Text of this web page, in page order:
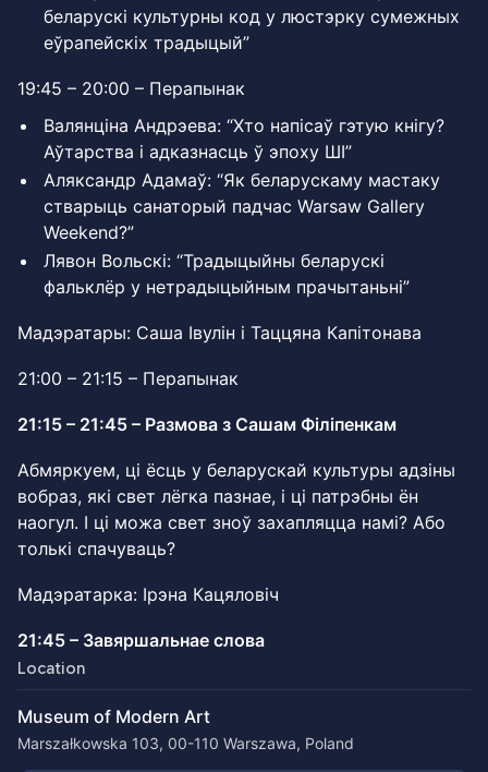
беларускі культурны код у люстэрку сумежных
еўрапейскіх традыцый”
19:45 – 20:00 – Перапынак
Валянціна Андрэева: “Хто напісаў гэтую кнігу?
Аўтарства і адказнасць ў эпоху ШІ”
Аляксандр Адамаў: “Як беларускаму мастаку
стварыць санаторый падчас Warsaw Gallery
Weekend?”
Лявон Вольскі: “Традыцыйны беларускі
фальклёр у нетрадыцыйным прачытаньні”
Мадэратары: Саша Івулін і Таццяна Капітонава
21:00 – 21:15 – Перапынак
21:15 – 21:45 – Размова з Сашам Філіпенкам
Абмяркуем, ці ёсць у беларускай культуры адзіны
вобраз, які свет лёгка пазнае, і ці патрэбны ён
наогул. І ці можа свет зноў захапляцца намі? Або
толькі спачуваць?
Мадэратарка: Ірэна Кацяловіч
21:45 – Завяршальнае слова
Location
Museum of Modern Art
Marszałkowska 103, 00-110 Warszawa, Poland